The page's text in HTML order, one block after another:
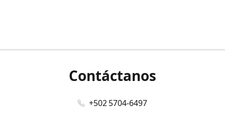
Contáctanos
+502 5704-6497